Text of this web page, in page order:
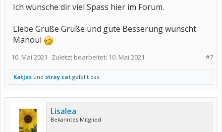
Ich wünsche dir viel Spass hier im Forum.
Liebe Grüße Grüße und gute Besserung wünscht
Manoul
#7
10. Mai 2021 Zuletzt bearbeitet: 10. Mai 2021
Katjes und stray cat gefällt das.
Lisalea
Bekanntes Mitglied